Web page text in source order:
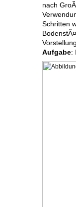
nach
Schritten
Aufgabe: